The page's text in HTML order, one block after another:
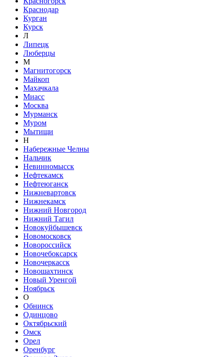
Краснодар
Курган
Курск
Л
Липецк
Люберцы
М
Магнитогорск
Майкоп
Махачкала
Миасс
Москва
Мурманск
Муром
Мытищи
Н
Набережные Челны
Нальчик
Невинномысск
Нефтекамск
Нефтеюганск
Нижневартовск
Нижнекамск
Нижний Новгород
Нижний Тагил
Новокуйбышевск
Новомосковск
Новороссийск
Новочебоксарск
Новочеркасск
Новошахтинск
Новый Уренгой
Ноябрьск
О
Обнинск
Одинцово
Октябрьский
Омск
Орел
Оренбург